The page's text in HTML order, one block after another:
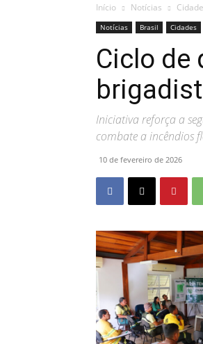
Início Notícias
Notícias Brasil Cidades
Ciclo de
Iniciativa reforça a
combate a incêndios
10 de fevereiro de 2026